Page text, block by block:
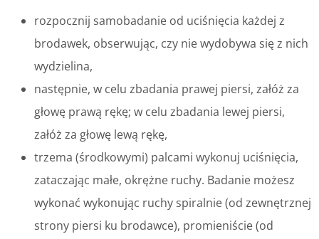
rozpocznij samobadanie od uciśnięcia każdej z
brodawek, obserwując, czy nie wydobywa się z nich
wydzielina,
następnie, w celu zbadania prawej piersi, załóż za
głowę prawą rękę; w celu zbadania lewej piersi,
załóż za głowę lewą rękę,
trzema (środkowymi) palcami wykonuj uciśnięcia,
zataczając małe, okrężne ruchy. Badanie możesz
wykonać wykonując ruchy spiralnie (od zewnętrznej
strony piersi ku brodawce), promieniście (od